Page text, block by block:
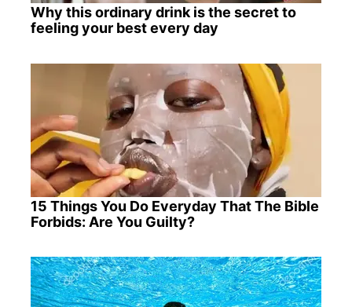
Why this ordinary drink is the secret to
feeling your best every day
15 Things You Do Everyday That The Bible
Forbids: Are You Guilty?